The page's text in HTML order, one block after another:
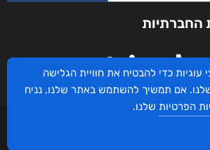
החברתיות
© כל הזכויות שמורות. בוקסאי טכנולוגיות בע"מ שד אבא
כדי להבטיח את חוויית הגלישה
אם תמשיך להשתמש באתר שלנו, נניח
הפרטיות שלנו.